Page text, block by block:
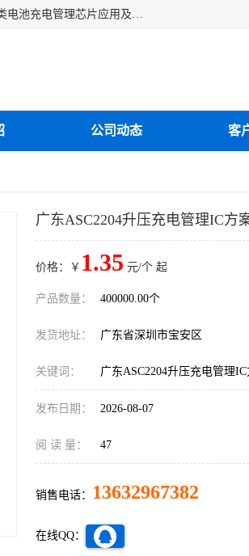
深圳市蓝鲸源科技有限公司是一家专注于开关型充电管理IC、线性充电管理IC、升压充电管理IC等各类电池充电管理芯片应用及芯片销售的企业，多年来公司为众多企业解决充电应用难题，设计缺陷，EMC超量等问题，是一家以充电技术指导为核心的充电芯片销售公司。
公司动态 客
广东ASC2204升压充电管理IC方
价格：￥ 1.35 元/个 起
产品数量： 400000.00个
发货地址： 广东省深圳市宝安区
关键词： 广东ASC2204升压充电管理
发布日期： 2026-08-07
阅 读 量： 47
销售电话： 13632967382
在线QQ：